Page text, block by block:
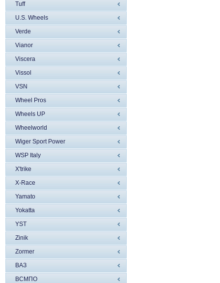
Tuff
U.S. Wheels
Verde
Vianor
Viscera
Vissol
VSN
Wheel Pros
Wheels UP
Wheelworld
Wiger Sport Power
WSP Italy
X'trike
X-Race
Yamato
Yokatta
YST
Zinik
Zormer
ВАЗ
ВСМПО